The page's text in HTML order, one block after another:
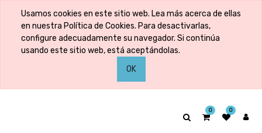
Usamos cookies en este sitio web. Lea más acerca de ellas
en nuestra Política de Cookies. Para desactivarlas,
configure adecuadamente su navegador. Si continúa
usando este sitio web, está aceptándolas.
OK
0 0